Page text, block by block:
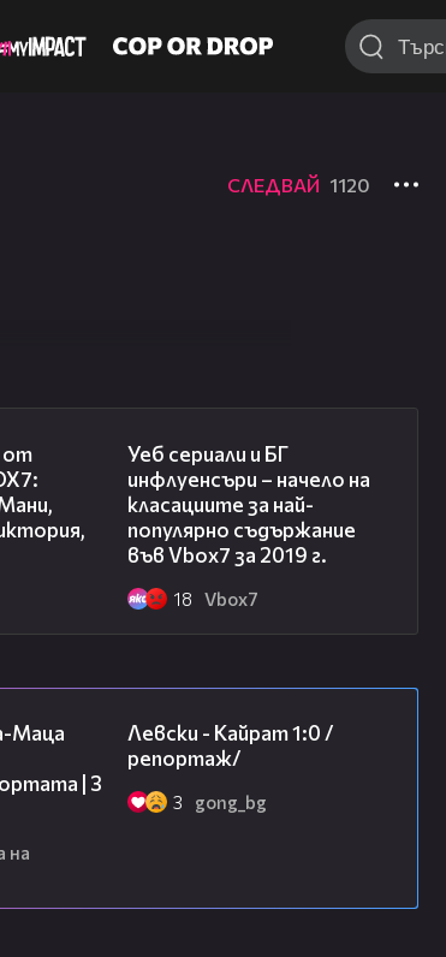
СЛЕДВАЙ 1120
от
Уеб сериали и БГ
инфлуенсъри – начело на
класациите за най-
популярно съдържание
във Vbox7 за 2019 г.
18 Vbоx7
Маца
| 3
на
Левски - Кайрат 1:0 /
репортаж/
3 gong_bg